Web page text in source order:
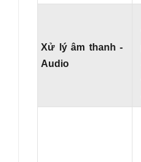
Xử lý âm thanh -
Audio